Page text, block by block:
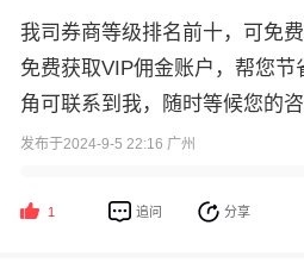
我司券商等级排名前十，可免
免费获取VIP佣金账户，帮您
角可联系到我，随时等候您的咨
发布于2024-9-5 22:16 广州
1 追问 分享